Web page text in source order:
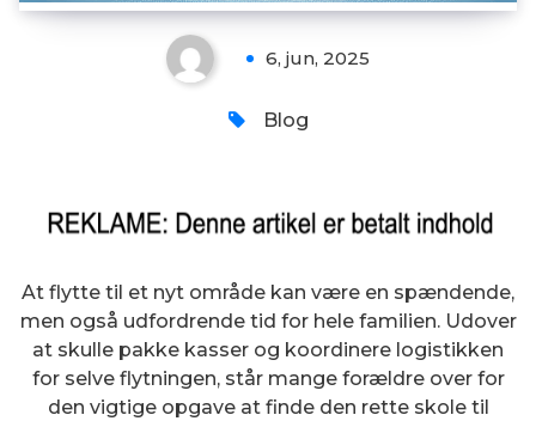
6, jun, 2025
Blog
At flytte til et nyt område kan være en spændende,
men også udfordrende tid for hele familien. Udover
at skulle pakke kasser og koordinere logistikken
for selve flytningen, står mange forældre over for
den vigtige opgave at finde den rette skole til